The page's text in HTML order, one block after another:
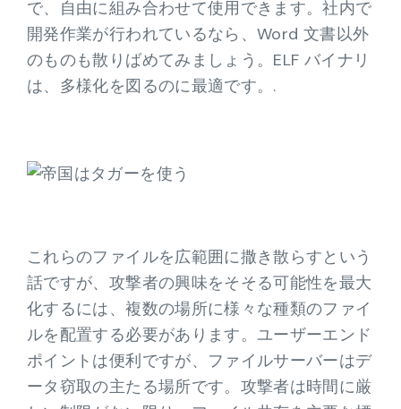
で、自由に組み合わせて使用できます。社内で
開発作業が行われているなら、Word 文書以外
のものも散りばめてみましょう。ELF バイナリ
は、多様化を図るのに最適です。.
これらのファイルを広範囲に撒き散らすという
話ですが、攻撃者の興味をそそる可能性を最大
化するには、複数の場所に様々な種類のファイ
ルを配置する必要があります。ユーザーエンド
ポイントは便利ですが、ファイルサーバーはデ
ータ窃取の主たる場所です。攻撃者は時間に厳